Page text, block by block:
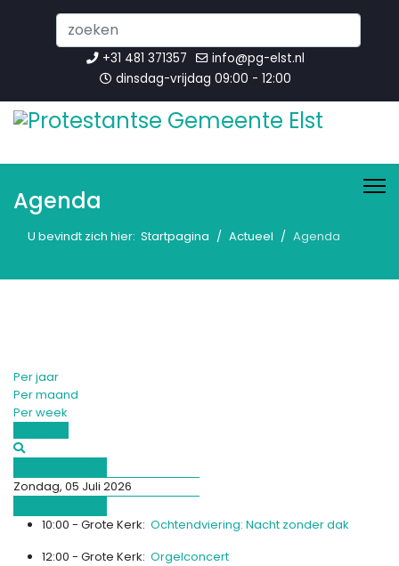
...
+31 481 371357
info@pg-elst.nl
dinsdag-vrijdag 09:00 - 12:00
Agenda
U bevindt zich hier: Startpagina Actueel Agenda
Per jaar
Per maand
Per week
Zondag, 05 Juli 2026
10:00 - Grote Kerk: Ochtendviering: Nacht zonder dak
12:00 - Grote Kerk: Orgelconcert